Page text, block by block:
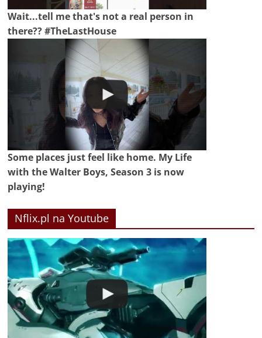
Wait...tell me that's not a real person in
there?? #TheLastHouse
Some places just feel like home. My Life
with the Walter Boys, Season 3 is now
playing!
Nflix.pl na Youtube